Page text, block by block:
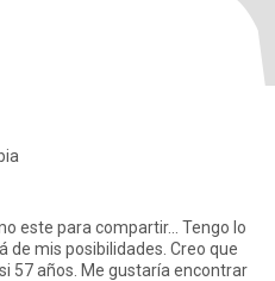
este para compartir... Tengo lo
de mis posibilidades. Creo que
57 años. Me gustaría encontrar